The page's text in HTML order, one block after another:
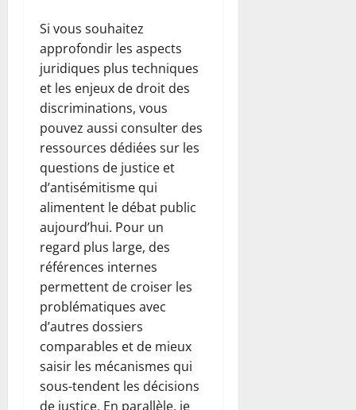
Si vous souhaitez
approfondir les aspects
juridiques plus techniques
et les enjeux de droit des
discriminations, vous
pouvez aussi consulter des
ressources dédiées sur les
questions de justice et
d’antisémitisme qui
alimentent le débat public
aujourd’hui. Pour un
regard plus large, des
références internes
permettent de croiser les
problématiques avec
d’autres dossiers
comparables et de mieux
saisir les mécanismes qui
sous-tendent les décisions
de justice. En parallèle, je